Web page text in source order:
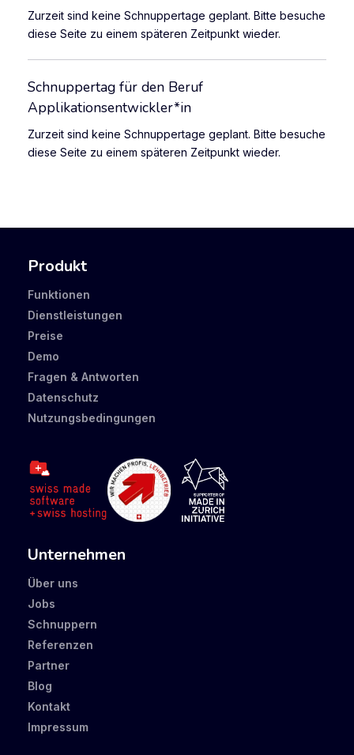
Zurzeit sind keine Schnuppertage geplant. Bitte besuche
diese Seite zu einem späteren Zeitpunkt wieder.
Schnuppertag für den Beruf
Applikationsentwickler*in
Zurzeit sind keine Schnuppertage geplant. Bitte besuche
diese Seite zu einem späteren Zeitpunkt wieder.
Produkt
Funktionen
Dienstleistungen
Preise
Demo
Fragen & Antworten
Datenschutz
Nutzungsbedingungen
Unternehmen
Über uns
Jobs
Schnuppern
Referenzen
Partner
Blog
Kontakt
Impressum